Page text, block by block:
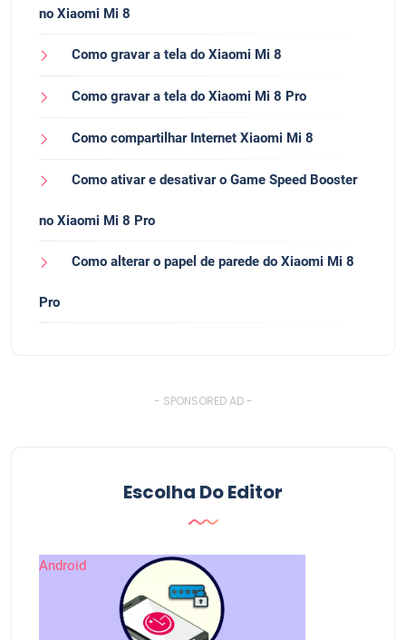
no Xiaomi Mi 8
Como gravar a tela do Xiaomi Mi 8
Como gravar a tela do Xiaomi Mi 8 Pro
Como compartilhar Internet Xiaomi Mi 8
Como ativar e desativar o Game Speed ​​Booster
no Xiaomi Mi 8 Pro
Como alterar o papel de parede do Xiaomi Mi 8
Pro
- SPONSORED AD -
Escolha Do Editor
Android